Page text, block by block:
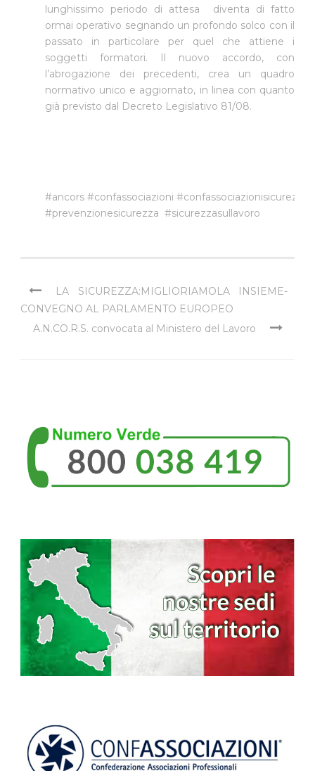
lunghissimo periodo di attesa diventa di fatto
ormai operativo segnando un profondo solco con il
passato in particolare per quel che attiene i
soggetti formatori. Il nuovo accordo, con
l’abrogazione dei precedenti, crea un quadro
normativo unico e aggiornato, in linea con quanto
già previsto dal Decreto Legislativo 81/08.
#ancors #confassociazioni #confassociazionisicurezza
#prevenzionesicurezza #sicurezzasullavoro
LA SICUREZZA:MIGLIORIAMOLA INSIEME-
CONVEGNO AL PARLAMENTO EUROPEO
A.N.CO.R.S. convocata al Ministero del Lavoro